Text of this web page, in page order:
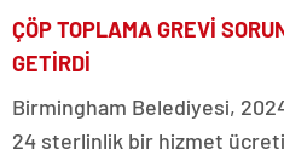
ÇÖP TOPLAMA GREVİ
GETİRDİ
Birmingham Belediyesi,
24 sterlinlik bir hizmet